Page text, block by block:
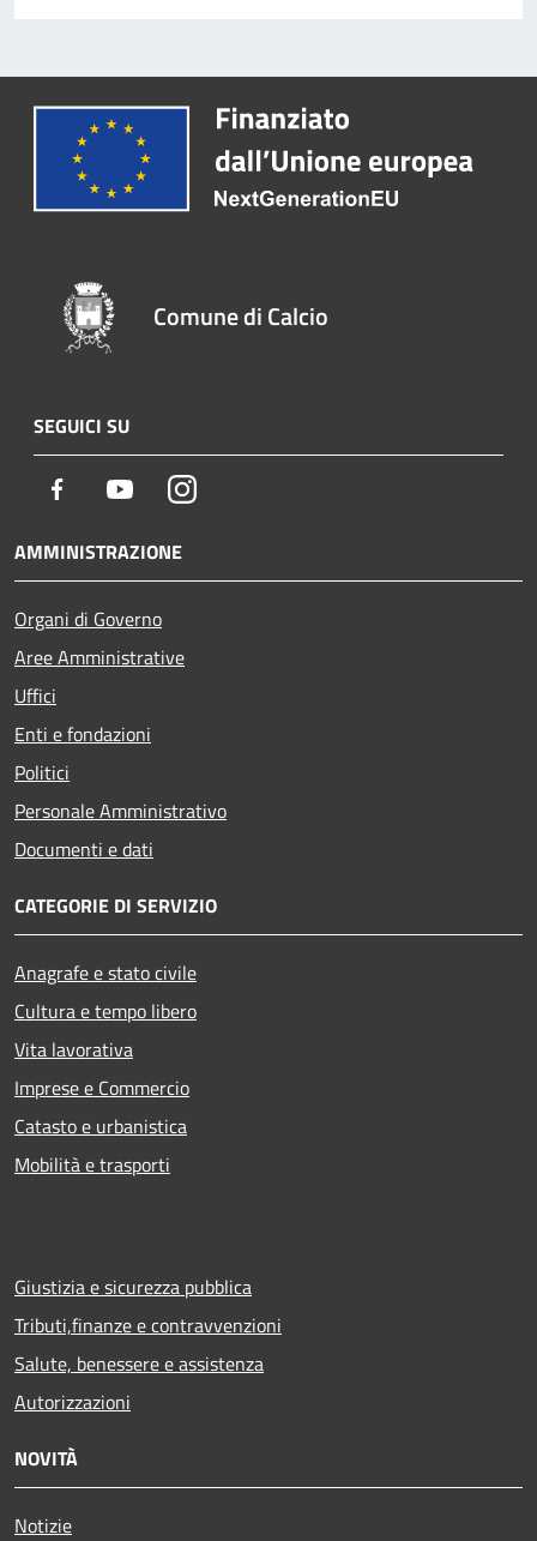
Comune di Calcio
SEGUICI SU
Facebook YoutubeInstagram
AMMINISTRAZIONE
Organi di Governo
Aree Amministrative
Uffici
Enti e fondazioni
Politici
Personale Amministrativo
Documenti e dati
CATEGORIE DI SERVIZIO
Anagrafe e stato civile
Cultura e tempo libero
Vita lavorativa
Imprese e Commercio
Catasto e urbanistica
Mobilità e trasporti
Giustizia e sicurezza pubblica
Tributi,finanze e contravvenzioni
Salute, benessere e assistenza
Autorizzazioni
NOVITÀ
Notizie